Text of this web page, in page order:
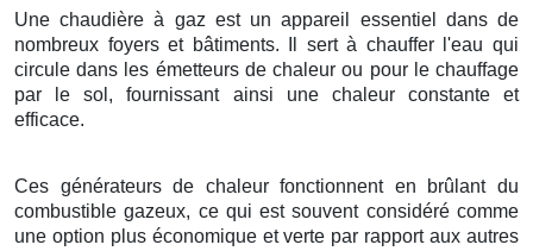
Une chaudière à gaz est un appareil essentiel dans de
nombreux foyers et bâtiments. Il sert à chauffer l'eau qui
circule dans les émetteurs de chaleur ou pour le chauffage
par le sol, fournissant ainsi une chaleur constante et
efficace.
Ces générateurs de chaleur fonctionnent en brûlant du
combustible gazeux, ce qui est souvent considéré comme
une option plus économique et verte par rapport aux autres